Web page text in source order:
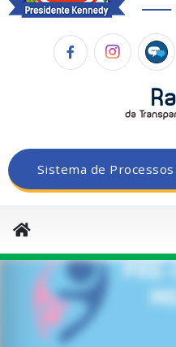
Sistema de